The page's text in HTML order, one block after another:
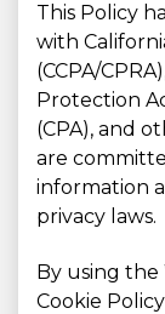
This Policy
with
(CCPA/
Protection
(CPA), and
are
information
privacy laws.
By using the
Cookie